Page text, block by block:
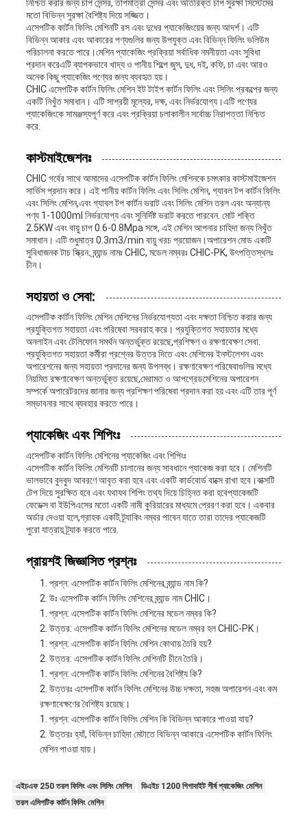
নিশ্চিত করার জন্য চাপ সেন্সর, তাপমাত্রা সেন্সর এবং অতিরিক্ত চাপ সুরক্ষা সিস্টেমের
মতো বিভিন্ন সুরক্ষা বৈশিষ্ট্য দিয়ে সজ্জিত।
এসেপটিক কার্টন ফিলিং মেশিনটি রস এবং দুধের প্যাকেজিংয়ের জন্য আদর্শ। এটি
বিভিন্ন আকার এবং আকারের পণ্যগুলির জন্য উপযুক্ত এবং বিভিন্ন ফিলিং ভলিউম
পরিচালনা করতে পারে।মেশিন প্যাকেজিং প্রক্রিয়া সর্বাধিক নমনীয়তা এবং সুবিধা
প্রদান করেএটি ব্যাপকভাবে খাদ্য ও পানীয় শিল্পে জুস, দুধ, দই, কফি, চা এবং আরও
অনেক কিছু প্যাকেজিং পণ্যের জন্য ব্যবহৃত হয়।
CHIC এসেপটিক কার্টন ফিলিং মেশিন ইট টাইপ কার্টন ফিলিং এবং সিলিং প্রকল্পের জন্য
একটি নিখুঁত সমাধান। এটি সাশ্রয়ী মূল্যের, দক্ষ, এবং নির্ভরযোগ্য।এটি পণ্যের
প্যাকেজিংকে সামঞ্জস্যপূর্ণ করে এবং প্রক্রিয়া চলাকালীন সর্বোচ্চ নিরাপত্তা নিশ্চিত
করে.
কাস্টমাইজেশনঃ
CHIC গর্বের সাথে আমাদের এসেপটিক কার্টন ফিলিং মেশিনকে চমৎকার কাস্টমাইজেশন
সার্ভিস প্রদান করে। এই পানীয় কার্টন ফিলিং এবং সিলিং মেশিন, গ্যাবল টপ কার্টন ফিলিং
এবং সিলিং মেশিন,এবং গ্যাবল টপ কার্টন ভরাট এবং সিলিং মেশিন তরল এবং অন্যান্য
পণ্য 1-1000ml নির্ভরযোগ্য এবং সুনির্দিষ্ট ভরাট করতে পারবেন. মোট শক্তি
2.5KW এবং বায়ু চাপ 0.6-0.8Mpa সঙ্গে, এই মেশিন আপনার চাহিদা জন্য নিখুঁত
সমাধান। এটি শুধুমাত্র 0.3m3/min বায়ু খরচ প্রয়োজন।অপারেশন মোড একটি
সুবিধাজনক টাচ স্ক্রিন. ব্র্যান্ড নামঃ CHIC, মডেল নম্বরঃ CHIC-PK, উৎপত্তিস্থলঃ
চীন।
সহায়তা ও সেবা:
এসেপটিক কার্টন ফিলিং মেশিন মেশিনের নির্ভরযোগ্যতা এবং দক্ষতা নিশ্চিত করার জন্য
প্রযুক্তিগত সহায়তা এবং পরিষেবা সরবরাহ করে। প্রযুক্তিগত সহায়তার মধ্যে
অনলাইন এবং টেলিফোন সমর্থন অন্তর্ভুক্ত রয়েছে,প্রশিক্ষণ ও রক্ষণাবেক্ষণ সেবা.
প্রযুক্তিগত সহায়তা কর্মীরা প্রশ্নের উত্তর দিতে এবং মেশিনের ইনস্টলেশন এবং
অপারেশনের জন্য সহায়তা প্রদানের জন্য উপলব্ধ। রক্ষণাবেক্ষণ পরিষেবাগুলির মধ্যে
নিয়মিত রক্ষণাবেক্ষণ অন্তর্ভুক্ত রয়েছে,মেরামত ও আপগ্রেডমেশিনের অপারেশন
সম্পর্কে অপারেটরদের জানার জন্য প্রশিক্ষণ পরিষেবা প্রদান করা হয় এবং এটি তার পূর্ণ
সম্ভাবনার সাথে ব্যবহার করতে পারে।
প্যাকেজিং এবং শিপিংঃ
এসেপটিক কার্টন ফিলিং মেশিনের প্যাকেজিং এবং শিপিংঃ
এসেপটিক কার্টন ফিলিং মেশিনটি চালানের জন্য সাবধানে প্যাকেজ করা হবে। মেশিনটি
ভালভাবে বুদবুদ আবরণে আবৃত করা হবে এবং একটি কার্ডবোর্ড বাক্সে রাখা হবে।বাক্সটি
টেপ দিয়ে সুরক্ষিত হবে এবং যথাযথ শিপিং তথ্য দিয়ে চিহ্নিত করা হবেপ্যাকেজটি
ফেডেক্স বা ইউপিএসের মতো একটি নামী কুরিয়ারের মাধ্যমে প্রেরণ করা হবে। একবার
অর্ডার দেওয়া হলে,গ্রাহক একটি ট্র্যাকিং নম্বর পাবেন যাতে তারা তাদের প্যাকেজটি
পুরো যাত্রায় ট্র্যাক করতে পারে.
প্রায়শই জিজ্ঞাসিত প্রশ্নঃ
প্রশ্ন: এসেপটিক কার্টন ফিলিং মেশিনের ব্র্যান্ড নাম কি?
উঃ এসেপটিক কার্টন ফিলিং মেশিনের ব্র্যান্ড নাম CHIC।
প্রশ্ন: এসেপটিক কার্টন ফিলিং মেশিনের মডেল নম্বর কি?
উত্তর: এসেপটিক কার্টন ফিলিং মেশিনের মডেল নম্বর হল CHIC-PK।
প্রশ্ন: এসেপটিক কার্টন ফিলিং মেশিন কোথায় তৈরি হয়?
উত্তর: এসেপটিক কার্টন ফিলিং মেশিনটি চীনে তৈরি।
প্রশ্ন: এসেপটিক কার্টন ফিলিং মেশিনের বৈশিষ্ট্য কি?
উত্তরঃ এসেপটিক কার্টন ফিলিং মেশিনের উচ্চ দক্ষতা, সহজ অপারেশন এবং কম
রক্ষণাবেক্ষণের বৈশিষ্ট্য রয়েছে।
প্রশ্ন: এসেপটিক কার্টন ফিলিং মেশিন কি বিভিন্ন আকারে পাওয়া যায়?
উত্তরঃ হ্যাঁ, বিভিন্ন চাহিদা মেটাতে বিভিন্ন আকারে এসেপটিক কার্টন ফিলিং
মেশিন পাওয়া যায়।
এইচএফ 250 তরল ফিলিং এবং সিলিং মেশিন
ডিএইচ 1200 গিগাবাইট শীর্ষ প্যাকেজিং মেশিন
তরল এসিপটিক কার্টন ফিলিং মেশিন